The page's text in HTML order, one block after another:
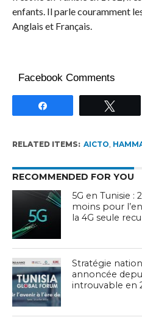
enfants. Il parle couramment
Anglais et Français.
Facebook Comments
RELATED ITEMS: AICTO
RECOMMENDED FOR YOU
5G en Tunisie :
moins pour
la 4G seule
Stratégie
annoncée
introuvable en